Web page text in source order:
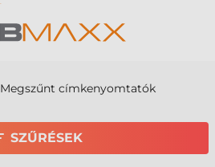
Megszűnt címkenyomtatók
SZŰRÉSEK